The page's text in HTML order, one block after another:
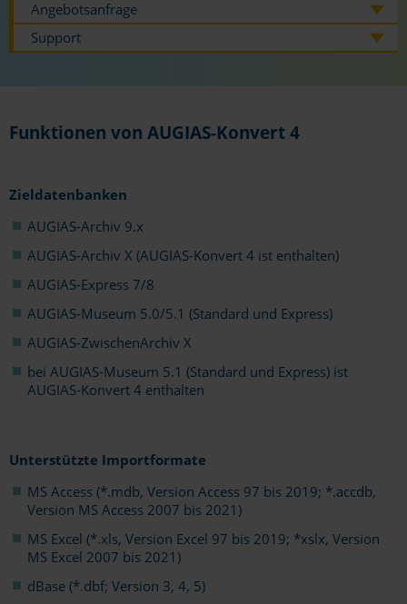
Angebotsanfrage
Support
Funktionen von AUGIAS-Konvert 4
Zieldatenbanken
AUGIAS-Archiv 9.x
AUGIAS-Archiv X (AUGIAS-Konvert 4 ist enthalten)
AUGIAS-Express 7/8
AUGIAS-Museum 5.0/5.1 (Standard und Express)
AUGIAS-ZwischenArchiv X
bei AUGIAS-Museum 5.1 (Standard und Express) ist
AUGIAS-Konvert 4 enthalten
Unterstützte Importformate
MS Access (*.mdb, Version Access 97 bis 2019; *.accdb,
Version MS Access 2007 bis 2021)
MS Excel (*.xls, Version Excel 97 bis 2019; *xslx, Version
MS Excel 2007 bis 2021)
dBase (*.dbf; Version 3, 4, 5)